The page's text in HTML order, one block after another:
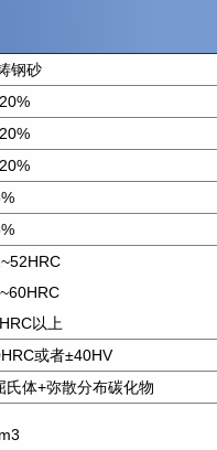
钢砂
以上
或者±40HV
体+弥散分布碳化物